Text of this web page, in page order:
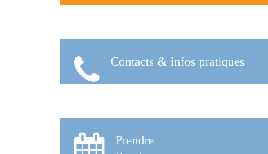
Contacts & infos pratiques
Prendre